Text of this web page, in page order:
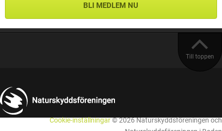
BLI MEDLEM NU
Till toppen
Cookie-inställningar© 2026 Naturskyddsföreningen och